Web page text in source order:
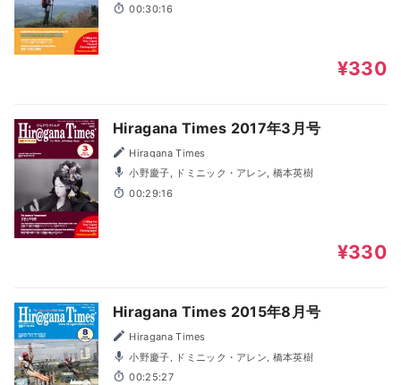
00:30:16
¥330
Hiragana Times 2017年3月号
Hiragana Times
小野慶子, ドミニック・アレン, 橋本英樹
00:29:16
¥330
Hiragana Times 2015年8月号
Hiragana Times
小野慶子, ドミニック・アレン, 橋本英樹
00:25:27